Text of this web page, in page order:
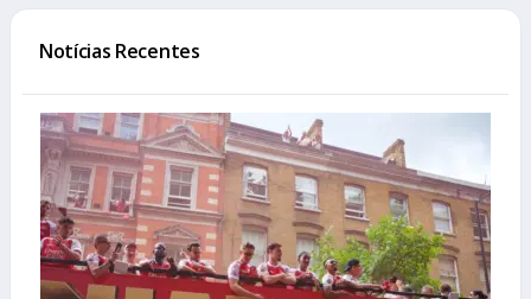
Notícias Recentes